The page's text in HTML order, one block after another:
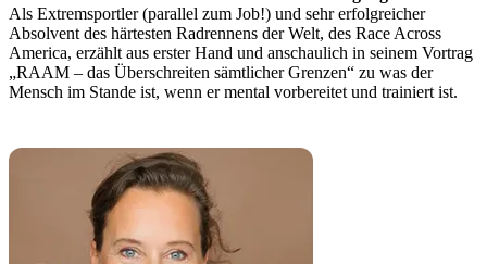
Als Extremsportler (parallel zum Job!) und sehr erfolgreicher
Absolvent des härtesten Radrennens der Welt, des Race Across
America, erzählt aus erster Hand und anschaulich in seinem Vortrag
„RAAM – das Überschreiten sämtlicher Grenzen“ zu was der
Mensch im Stande ist, wenn er mental vorbereitet und trainiert ist.